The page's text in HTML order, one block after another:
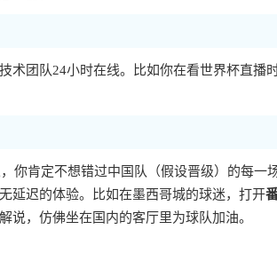
术团队24小时在线。比如你在看世界杯直播
你肯定不想错过中国队（假设晋级）的每一
延迟的体验。比如在墨西哥城的球迷，打开
说，仿佛坐在国内的客厅里为球队加油。